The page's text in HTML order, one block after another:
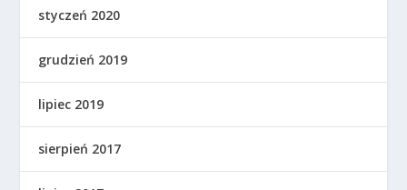
styczeń 2020
grudzień 2019
lipiec 2019
sierpień 2017